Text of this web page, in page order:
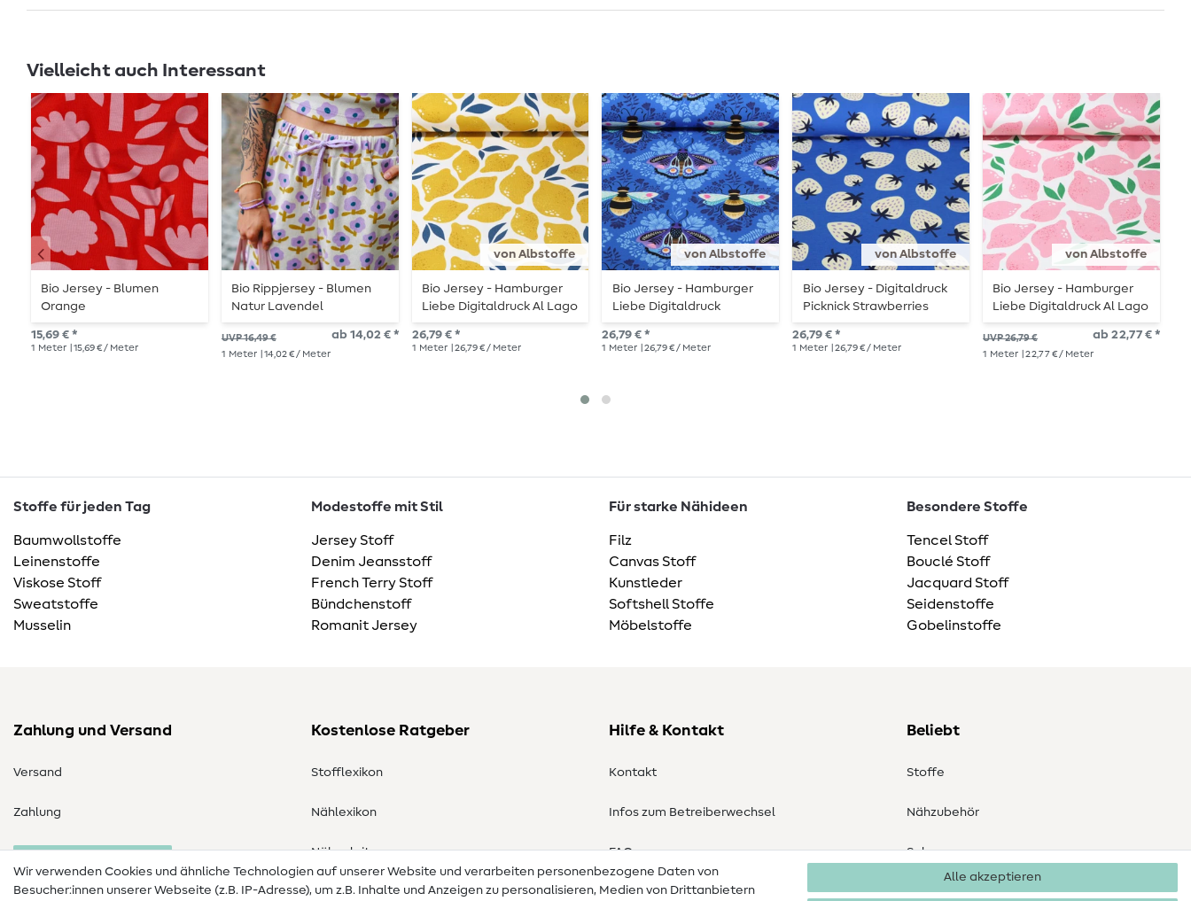
Vielleicht auch Interessant
Bio Jersey - Blumen
Orange
15,69 € *
1 Meter | 15,69 € / Meter
Bio Rippjersey - Blumen
Natur Lavendel
UVP 16,49 € ab 14,02 € *
1 Meter | 14,02 € / Meter
von Albstoffe
Bio Jersey - Hamburger
Liebe Digitaldruck Al Lago
Limone Gelb
26,79 € *
1 Meter | 26,79 € / Meter
von Albstoffe
Bio Jersey - Hamburger
Liebe Digitaldruck
Beetles & Bugs Bees and
Friends Blau
26,79 € *
1 Meter | 26,79 € / Meter
von Albstoffe
Bio Jersey - Digitaldruck
Picknick Strawberries
Royalblau
26,79 € *
1 Meter | 26,79 € / Meter
von Albstoffe
Bio Jersey - Hamburger
Liebe Digitaldruck Al Lago
Limone Rosa
UVP 26,79 € ab 22,77 € *
1 Meter | 22,77 € / Meter
Stoffe für jeden Tag
Baumwollstoffe
Leinenstoffe
Viskose Stoff
Sweatstoffe
Musselin
Modestoffe mit Stil
Jersey Stoff
Denim Jeansstoff
French Terry Stoff
Bündchenstoff
Romanit Jersey
Für starke Nähideen
Filz
Canvas Stoff
Kunstleder
Softshell Stoffe
Möbelstoffe
Besondere Stoffe
Tencel Stoff
Bouclé Stoff
Jacquard Stoff
Seidenstoffe
Gobelinstoffe
Zahlung und Versand
Versand
Zahlung
Kostenlose Ratgeber
Stofflexikon
Nählexikon
Nähanleitungen
Hilfe & Kontakt
Kontakt
Infos zum Betreiberwechsel
FAQ
Widerrufsrecht
Beliebt
Stoffe
Nähzubehör
Sale
Schnittmuster
Wir verwenden Cookies und ähnliche Technologien auf unserer Website und verarbeiten personenbezogene Daten von
Besucher:innen unserer Webseite (z.B. IP-Adresse), um z.B. Inhalte und Anzeigen zu personalisieren, Medien von Drittanbietern
Alle akzeptieren